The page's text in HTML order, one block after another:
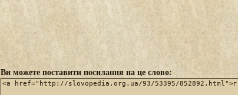
Ви можете поставити посилання на це слово: